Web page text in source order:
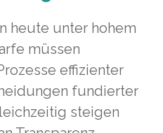
heute unter hohem
müssen
effizienter
fundierter
steigen